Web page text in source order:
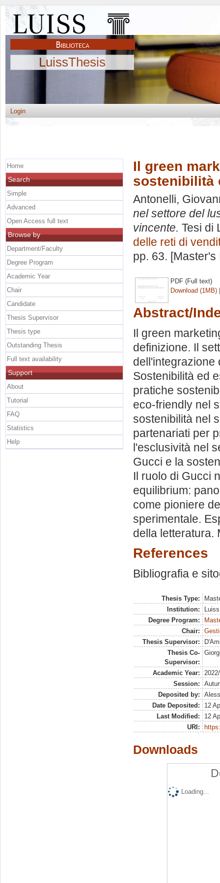
LuissThesis
Login
Il green
sostenibilità
Antonelli,
nel settore del
vincente. Tesi di
delle reti di
pp. 63.
PDF (Full text)
Download (1MB)
Abstract/
Il green
definizione. Il
dell'integrazione
Sostenibilità ed
pratiche
eco-friendly nel
sostenibilità nel
partenariati per
l'esclusività nel
Gucci e la
Il ruolo di Gucci
equilibrium:
come pioniere
sperimentale.
della letteratura.
References
Bibliografia e
Thesis Type:
Institution:
Degree Program:
Chair:
Thesis Supervisor:
Thesis Co-
Supervisor:
Academic Year:
Session:
Deposited by:
Date Deposited:
12
Last Modified:
12
URI:
Downloads
Loading...
Home
Search
Simple
Advanced
Open Access full text
Browse by
Department/Faculty
Degree Program
Academic Year
Chair
Candidate
Thesis Supervisor
Thesis type
Outstanding Thesis
Full text availability
Support
About
Tutorial
FAQ
Statistics
Help